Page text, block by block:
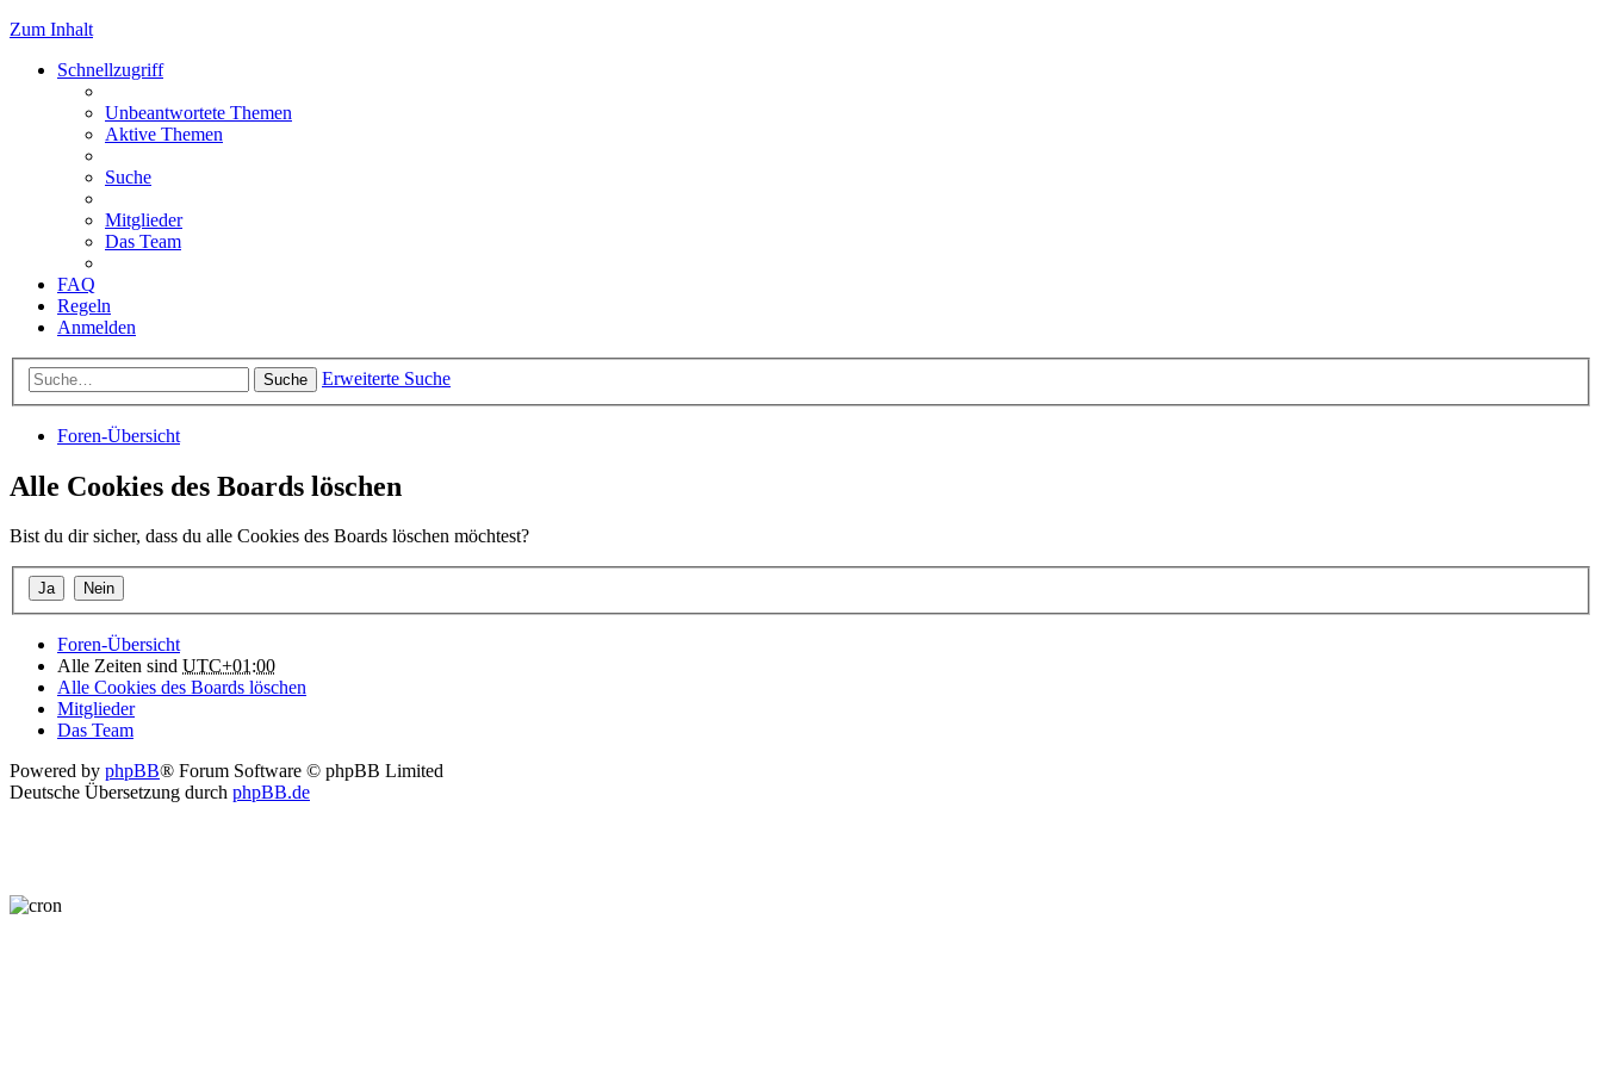
Zum Inhalt
Schnellzugriff
Unbeantwortete Themen
Aktive Themen
Suche
Mitglieder
Das Team
FAQ
Regeln
Anmelden
Suche Erweiterte Suche
Foren-Übersicht
Alle Cookies des Boards löschen
Bist du dir sicher, dass du alle Cookies des Boards löschen möchtest?
Foren-Übersicht
Alle Zeiten sind UTC+01:00
Alle Cookies des Boards löschen
Mitglieder
Das Team
Powered by phpBB® Forum Software © phpBB Limited
Deutsche Übersetzung durch phpBB.de